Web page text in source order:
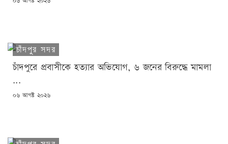
চাঁদপুর সদর
চাঁদপুরে প্রবাসীকে হত্যার অভিযোগ, ৬ জনের বিরুদ্ধে মামলা
...
POSTED
০৬ আগষ্ট ২০২৬